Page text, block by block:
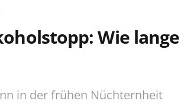
Wie lange
in der frühen Nüchternheit